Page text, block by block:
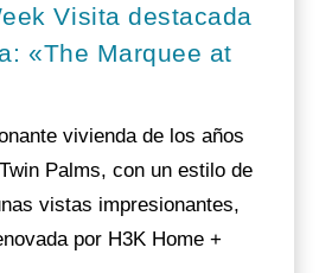
Visita destacada
«The Marquee at
vivienda de los años
Palms, con un estilo de
vistas impresionantes,
por H3K Home +